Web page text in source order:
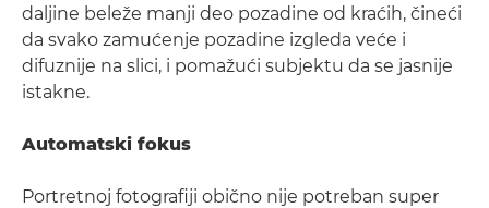
daljine beleže manji deo pozadine od kraćih, čineći
da svako zamućenje pozadine izgleda veće i
difuznije na slici, i pomažući subjektu da se jasnije
istakne.
Automatski fokus
Portretnoj fotografiji obično nije potreban super